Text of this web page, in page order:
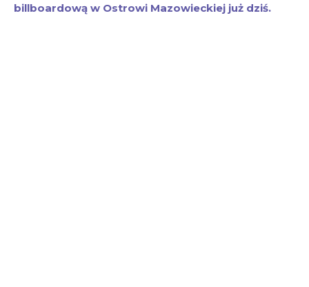
billboardową w Ostrowi Mazowieckiej już dziś.